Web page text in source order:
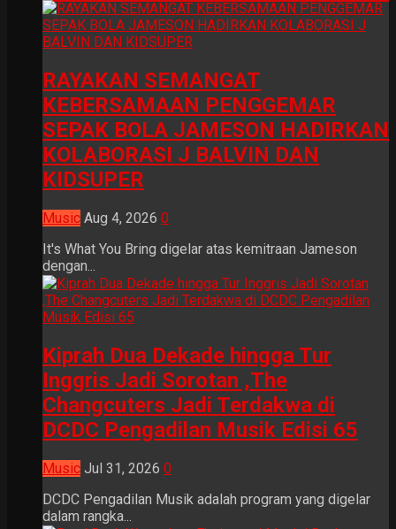
RAYAKAN SEMANGAT
KEBERSAMAAN PENGGEMAR
SEPAK BOLA JAMESON HADIRKAN
KOLABORASI J BALVIN DAN
KIDSUPER
Music Aug 4, 2026 0
It's What You Bring digelar atas kemitraan Jameson
dengan...
Kiprah Dua Dekade hingga Tur
Inggris Jadi Sorotan ,The
Changcuters Jadi Terdakwa di
DCDC Pengadilan Musik Edisi 65
Music Jul 31, 2026 0
DCDC Pengadilan Musik adalah program yang digelar
dalam rangka...